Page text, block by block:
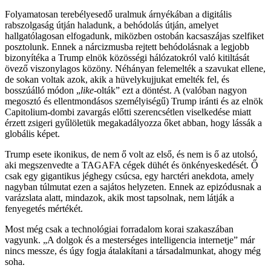
Folyamatosan terebélyesedő uralmuk árnyékában a digitális
rabszolgaság útján haladunk, a behódolás útján, amelyet
hallgatólagosan elfogadunk, miközben ostobán kacsaszájas szelfiket
posztolunk. Ennek a nárcizmusba rejtett behódolásnak a legjobb
bizonyítéka a Trump elnök közösségi hálózatokról való kitiltását
övező viszonylagos közöny. Néhányan felemelték a szavukat ellene,
de sokan voltak azok, akik a hüvelykujjukat emelték fel, és
bosszúálló módon „like-olták” ezt a döntést. A (valóban nagyon
megosztó és ellentmondásos személyiségű) Trump iránti és az elnök
Capitolium-dombi zavargás előtti szerencsétlen viselkedése miatt
érzett zsigeri gyűlöletük megakadályozza őket abban, hogy lássák a
globális képet.
Trump esete ikonikus, de nem ő volt az első, és nem is ő az utolsó,
aki megszenvedte a TAGAFA cégek dühét és önkényeskedését. Ő
csak egy gigantikus jéghegy csúcsa, egy harctéri anekdota, amely
nagyban túlmutat ezen a sajátos helyzeten. Ennek az epizódusnak a
varázslata alatt, mindazok, akik most tapsolnak, nem látják a
fenyegetés mértékét.
Most még csak a technológiai forradalom korai szakaszában
vagyunk. „A dolgok és a mesterséges intelligencia internetje” már
nincs messze, és úgy fogja átalakítani a társadalmunkat, ahogy még
soha.